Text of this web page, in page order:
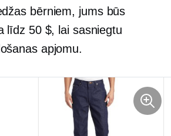
bērniem, jums būs
līdz 50 $, lai sasniegtu
apjomu.